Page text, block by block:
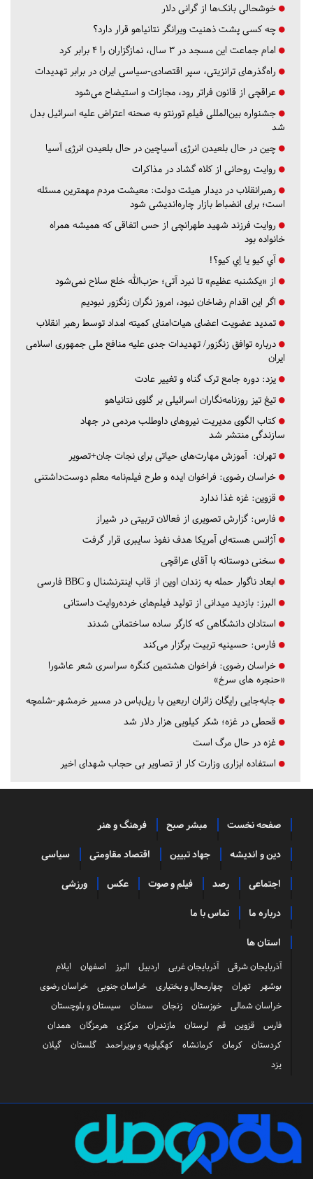
خوشحالی بانک‌ها از گرانی دلار
چه کسی پشت ذهنیت ویرانگر نتانیاهو قرار دارد؟
امام جماعت این مسجد در ۳ سال، نمازگزاران را ۴ برابر کرد
راه‌گذرهای ترانزیتی، سپر اقتصادی-سیاسی ایران در برابر تهدیدات
عراقچی از قانون فراتر رود، مجازات و استیضاح می‌شود
جشنواره بین‌المللی فیلم تورنتو به صحنه اعتراض علیه اسرائیل بدل
شد
چین در حال بلعیدن انرژی آسیاچین در حال بلعیدن انرژی آسیا
روایت روحانی از کلاه گشاد در مذاکرات
رهبرانقلاب در دیدار هیئت دولت: معیشت مردم مهمترین مسئله
است؛ برای انضباط بازار چاره‌اندیشی شود
روایت فرزند شهید طهرانچی از حس اتفاقی که همیشه همراه
خانواده بود
آي كيو يا اِي كيو؟!
از «یکشنبه عظیم» تا نبرد آتی؛ حزب‌الله خلع سلاح نمی‌شود
اگر این اقدام رضاخان نبود، امروز نگران زنگزور نبودیم
تمدید عضویت اعضای هیات‌امنای کمیته امداد توسط رهبر انقلاب
درباره توافق زنگزور/ تهدیدات جدی علیه منافع ملی جمهوری اسلامی
ایران
یزد: دوره جامع ترک گناه و تغییر عادت
تیغ تیز روزنامه‌نگاران اسرائیلی بر گلوی نتانیاهو
کتاب الگوی مدیریت نیروهای داوطلب مردمی در جهاد
سازندگی منتشر شد
تهران: آموزش مهارت‌های حیاتی برای نجات جان+تصویر
خراسان رضوی: فراخوان ایده و طرح فیلم‌نامه معلم دوست‌داشتنی
قزوین: غزه غذا ندارد
فارس: گزارش تصویری از فعالان تربیتی در شیراز
آژانس هسته‌ای آمریکا هدف نفوذ سایبری قرار گرفت
سخنی دوستانه با آقای عراقچی
ابعاد ناگوار حمله به زندان اوین از قاب اینترنشنال و BBC فارسی
البرز: بازدید میدانی از تولید فیلم‌های خرده‌روایت داستانی
استادان دانشگاهی که کارگر ساده ساختمانی شدند
فارس: حسینیه تربیت برگزار می‌کند
خراسان رضوی: فراخوان هشتمین کنگره سراسری شعر عاشورا
«حنجره های سرخ»
جابه‌جایی رایگان زائران اربعین با ریل‌باس در مسیر خرمشهر-شلمچه
قحطی در غزه؛ شکر کیلویی هزار دلار شد
غزه در حال مرگ است
استفاده ابزاری وزارت کار از تصاویر بی حجاب شهدای اخیر
صفحه نخست مبشر صبح فرهنگ و هنر
دین و اندیشه جهاد تبیین اقتصاد مقاومتی سیاسی
اجتماعی رصد فیلم و صوت عکس ورزشی
درباره ما تماس با ما
استان ها
آذربایجان شرقی آذربایجان غربی اردبیل البرز اصفهان
ایلام
بوشهر
تهران چهارمحال و بختیاری خراسان جنوبی
خراسان رضوی
خراسان شمالی
خوزستان زنجان سمنان
سیستان و بلوچستان
فارس
قزوین قم لرستان مازندران مرکزی هرمزگان
همدان
کردستان
کرمان کرمانشاه کهگیلویه و بویراحمد گلستان
گیلان
یزد